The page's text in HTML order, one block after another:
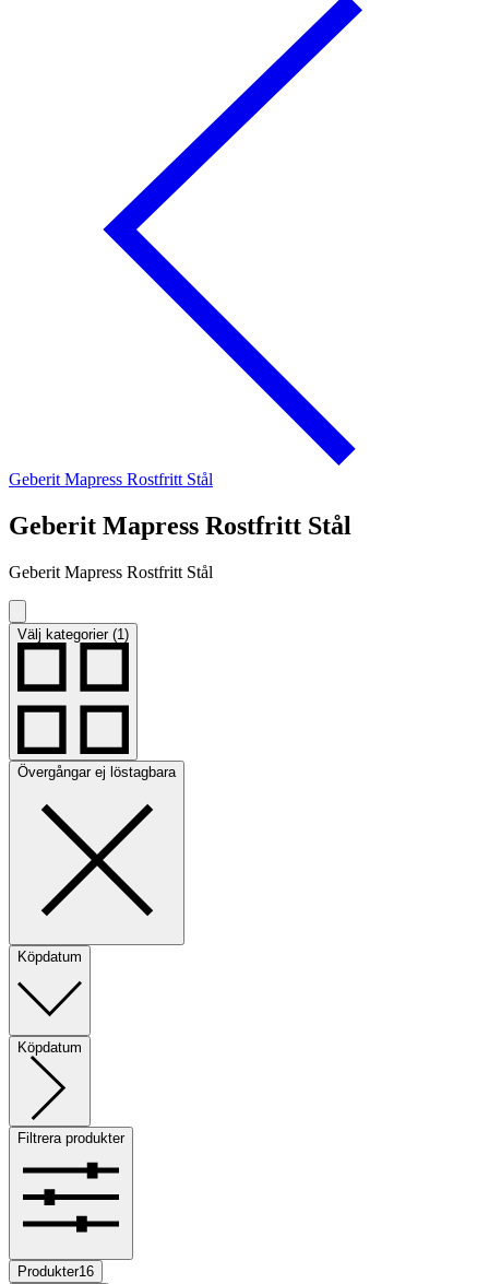
Geberit Mapress Rostfritt Stål
Geberit Mapress Rostfritt Stål
Geberit Mapress Rostfritt Stål
Välj kategorier (1)
Övergångar ej löstagbara
Köpdatum
Köpdatum
Filtrera produkter
Produkter16